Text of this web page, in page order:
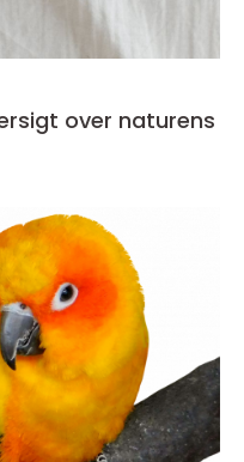
over naturens